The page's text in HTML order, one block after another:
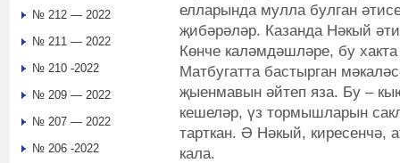
елларында мулла булган
җибәрәләр. Казанда Нәкый
Көнче каләмдәшләре, бу
Матбугатта бастырган
җыенмавын әйтеп яза. Бу –
кешеләр, үз тормышларын
тарткан. Ә Нәкый, киресенчә,
кала.
№ 212 — 2022
№ 211 — 2022
№ 210 -2022
№ 209 — 2022
№ 207 — 2022
№ 206 -2022